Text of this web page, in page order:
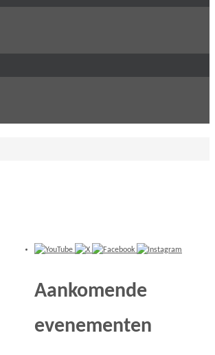
Aankomende
evenementen